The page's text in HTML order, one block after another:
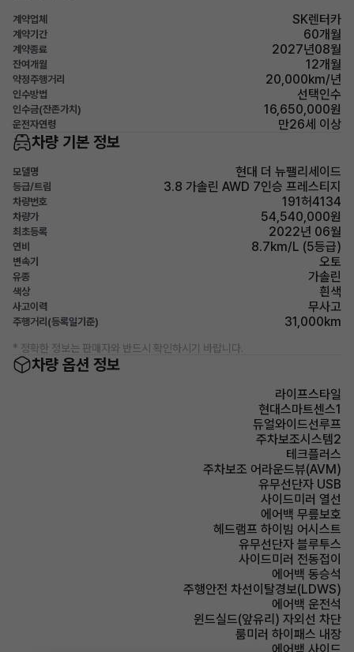
계약업체 SK렌터카
계약기간 60개월
계약종료 2027년08월
잔여개월 12개월
약정주행거리 20,000km/년
인수방법 선택인수
인수금(잔존가치) 16,650,000원
운전자연령 만26세 이상
차량 기본 정보
모델명 현대 더 뉴팰리세이드
등급/트림 3.8 가솔린 AWD 7인승 프레스티지
차량번호 191허4134
차량가 54,540,000원
최초등록 2022년 06월
연비 8.7km/L (5등급)
변속기 오토
유종 가솔린
색상 흰색
사고이력 무사고
주행거리(등록일기준) 31,000km
* 정확한 정보는 판매자와 반드시 확인하시기 바랍니다.
차량 옵션 정보
라이프스타일
현대스마트센스1
듀얼와이드선루프
주차보조시스템2
테크플러스
주차보조 어라운드뷰(AVM)
유무선단자 USB
사이드미러 열선
에어백 무릎보호
헤드램프 하이빔 어시스트
유무선단자 블루투스
사이드미러 전동접이
에어백 동승석
주행안전 차선이탈경보(LDWS)
에어백 운전석
윈드실드(앞유리) 자외선 차단
룸미러 하이패스 내장